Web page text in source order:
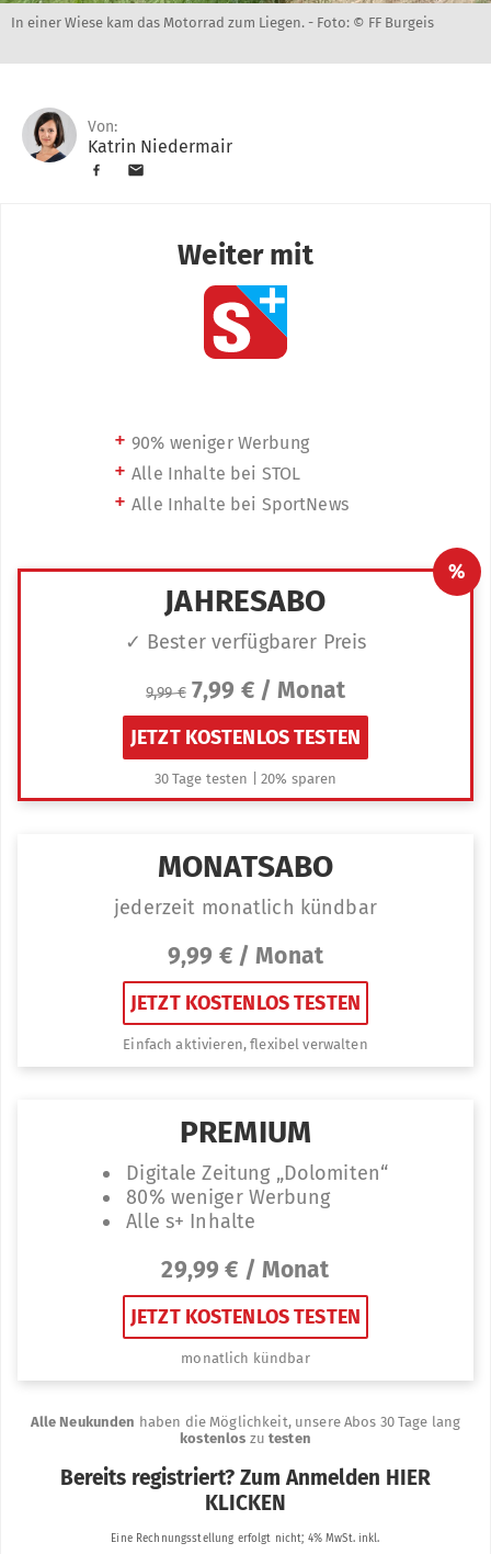
In einer Wiese kam das Motorrad zum Liegen. - Foto: © FF Burgeis
Von:
Katrin Niedermair